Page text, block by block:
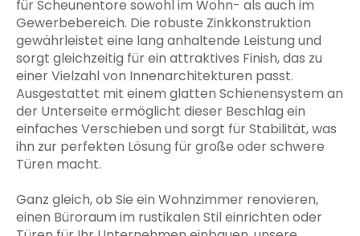
für Scheunentore sowohl im Wohn- als auch im
Gewerbebereich. Die robuste Zinkkonstruktion
gewährleistet eine lang anhaltende Leistung und
sorgt gleichzeitig für ein attraktives Finish, das zu
einer Vielzahl von Innenarchitekturen passt.
Ausgestattet mit einem glatten Schienensystem an
der Unterseite ermöglicht dieser Beschlag ein
einfaches Verschieben und sorgt für Stabilität, was
ihn zur perfekten Lösung für große oder schwere
Türen macht.
Ganz gleich, ob Sie ein Wohnzimmer renovieren,
einen Büroraum im rustikalen Stil einrichten oder